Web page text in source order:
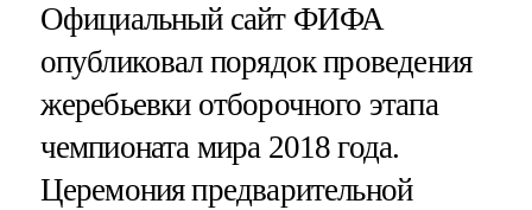
Официальный сайт ФИФА
опубликовал порядок проведения
жеребьевки отборочного этапа
чемпионата мира 2018 года.
Церемония предварительной